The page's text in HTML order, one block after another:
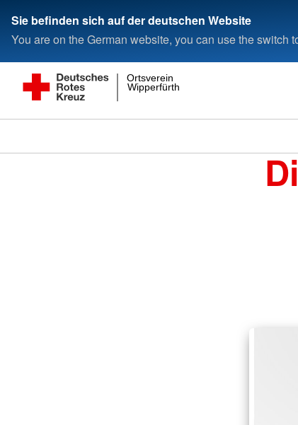
Sie befinden sich auf der deutschen Website
You are on the German website, you can use the switch
Wipperfürth
Ortsverein